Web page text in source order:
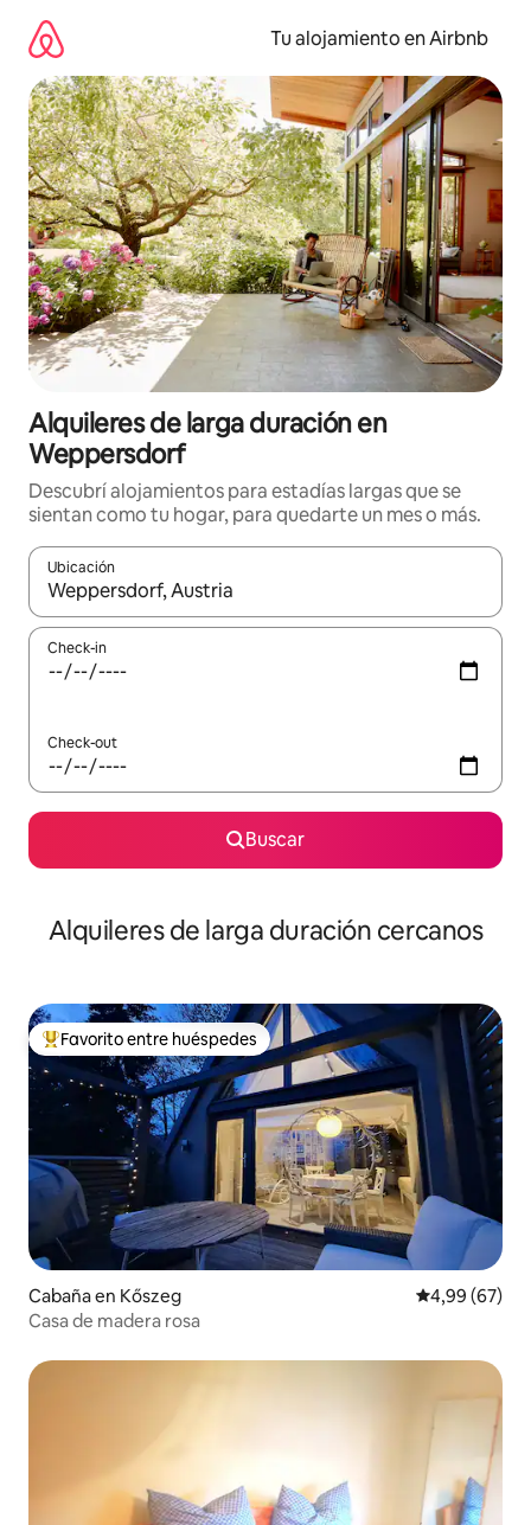
contenido
Tu alojamiento en Airbnb
Alquileres de larga duración en
Weppersdorf
Descubrí alojamientos para estadías largas que se
sientan como tu hogar, para quedarte un mes o más.
Ubicación
Cuando los resultados estén disponibles, navegá con las
Check-in
Check-out
Buscar
Alquileres de larga duración cercanos
Favorito entre los huéspedes más destacados
Favorito entre huéspedes
Cabaña en Kőszeg Calificación
4,99 (67)
Casa de madera rosa